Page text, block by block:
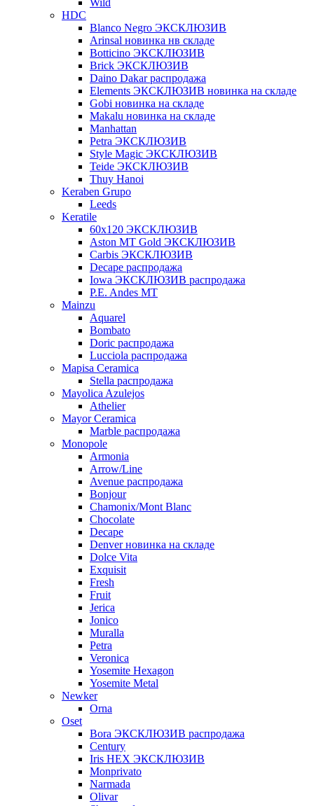
Wild
HDC
Blanco Negro ЭКСКЛЮЗИВ
Arinsal новинка нв складе
Botticino ЭКСКЛЮЗИВ
Brick ЭКСКЛЮЗИВ
Daino Dakar распродажа
Elements ЭКСКЛЮЗИВ новинка на складе
Gobi новинка на складе
Makalu новинка на складе
Manhattan
Petra ЭКСКЛЮЗИВ
Style Magic ЭКСКЛЮЗИВ
Teide ЭКСКЛЮЗИВ
Thuy Hanoi
Keraben Grupo
Leeds
Keratile
60х120 ЭКСКЛЮЗИВ
Aston MT Gold ЭКСКЛЮЗИВ
Carbis ЭКСКЛЮЗИВ
Decape распродажа
Iowa ЭКСКЛЮЗИВ распродажа
P.E. Andes MT
Mainzu
Aquarel
Bombato
Doric распродажа
Lucciola распродажа
Mapisa Ceramica
Stella распродажа
Mayolica Azulejos
Athelier
Mayor Ceramica
Marble распродажа
Monopole
Armonia
Arrow/Line
Avenue распродажа
Bonjour
Chamonix/Mont Blanc
Chocolate
Decape
Denver новинка на складе
Dolce Vita
Exquisit
Fresh
Fruit
Jerica
Jonico
Muralla
Petra
Veroniсa
Yosemite Hexagon
Yosemite Metal
Newker
Orna
Oset
Bora ЭКСКЛЮЗИВ распродажа
Century
Iris HEX ЭКСКЛЮЗИВ
Monprivato
Narmada
Olivar